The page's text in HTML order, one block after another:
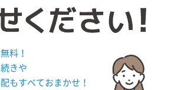
料！
きや
もすべておまかせ！